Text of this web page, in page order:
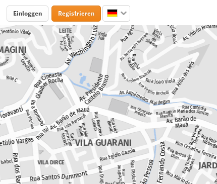
Einloggen Registrieren